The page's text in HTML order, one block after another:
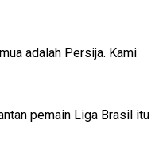
adalah Persija. Kami
pemain Liga Brasil itu